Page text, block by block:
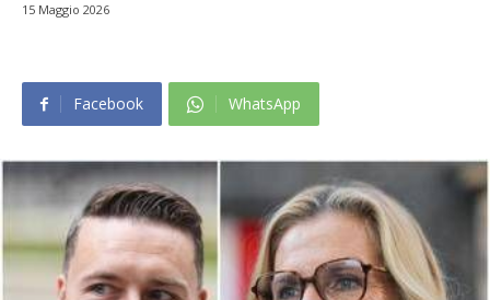
15 Maggio 2026
Facebook WhatsApp